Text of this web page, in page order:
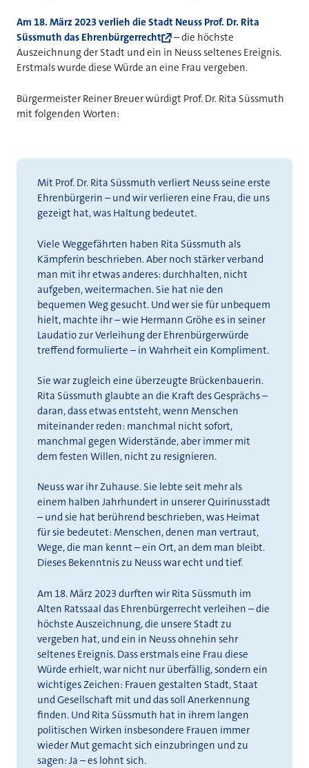
Am 18. März 2023 verlieh die Stadt Neuss Prof. Dr. Rita
Süssmuth das Ehrenbürgerrecht
– die höchste
Auszeichnung der Stadt und ein in Neuss seltenes Ereignis.
Erstmals wurde diese Würde an eine Frau vergeben.
Bürgermeister Reiner Breuer würdigt Prof. Dr. Rita Süssmuth
mit folgenden Worten:
Mit Prof. Dr. Rita Süssmuth verliert Neuss seine erste
Ehrenbürgerin – und wir verlieren eine Frau, die uns
gezeigt hat, was Haltung bedeutet.
Viele Weggefährten haben Rita Süssmuth als
Kämpferin beschrieben. Aber noch stärker verband
man mit ihr etwas anderes: durchhalten, nicht
aufgeben, weitermachen. Sie hat nie den
bequemen Weg gesucht. Und wer sie für unbequem
hielt, machte ihr – wie Hermann Gröhe es in seiner
Laudatio zur Verleihung der Ehrenbürgerwürde
treffend formulierte – in Wahrheit ein Kompliment.
Sie war zugleich eine überzeugte Brückenbauerin.
Rita Süssmuth glaubte an die Kraft des Gesprächs –
daran, dass etwas entsteht, wenn Menschen
miteinander reden: manchmal nicht sofort,
manchmal gegen Widerstände, aber immer mit
dem festen Willen, nicht zu resignieren.
Neuss war ihr Zuhause. Sie lebte seit mehr als
einem halben Jahrhundert in unserer Quirinusstadt
– und sie hat berührend beschrieben, was Heimat
für sie bedeutet: Menschen, denen man vertraut,
Wege, die man kennt – ein Ort, an dem man bleibt.
Dieses Bekenntnis zu Neuss war echt und tief.
Am 18. März 2023 durften wir Rita Süssmuth im
Alten Ratssaal das Ehrenbürgerrecht verleihen – die
höchste Auszeichnung, die unsere Stadt zu
vergeben hat, und ein in Neuss ohnehin sehr
seltenes Ereignis. Dass erstmals eine Frau diese
Würde erhielt, war nicht nur überfällig, sondern ein
wichtiges Zeichen: Frauen gestalten Stadt, Staat
und Gesellschaft mit und das soll Anerkennung
finden. Und Rita Süssmuth hat in ihrem langen
politischen Wirken insbesondere Frauen immer
wieder Mut gemacht sich einzubringen und zu
sagen: Ja – es lohnt sich.